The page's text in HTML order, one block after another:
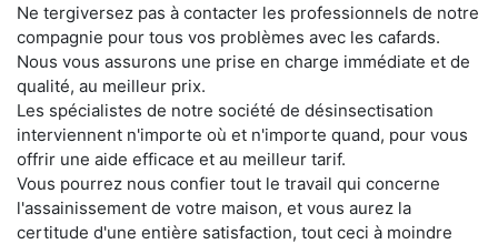
Ne tergiversez pas à contacter les professionnels de notre
compagnie pour tous vos problèmes avec les cafards.
Nous vous assurons une prise en charge immédiate et de
qualité, au meilleur prix.
Les spécialistes de notre société de désinsectisation
interviennent n'importe où et n'importe quand, pour vous
offrir une aide efficace et au meilleur tarif.
Vous pourrez nous confier tout le travail qui concerne
l'assainissement de votre maison, et vous aurez la
certitude d'une entière satisfaction, tout ceci à moindre